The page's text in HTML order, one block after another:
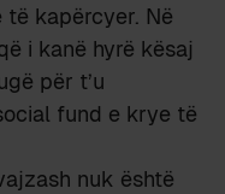
të kapërcyer. Në
i kanë hyrë kësaj
për t’u
fund e krye të
nuk është